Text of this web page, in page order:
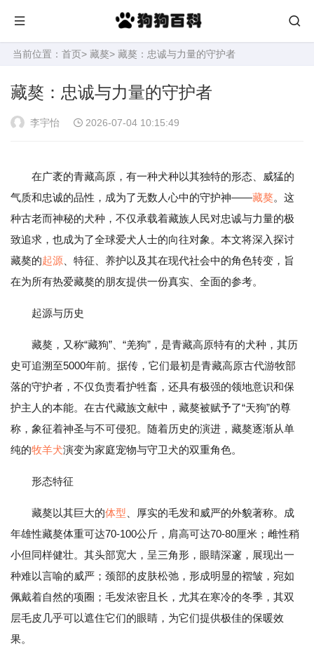
当前位置： 首页> 藏獒> 藏獒：忠诚与力量的守护者
藏獒：忠诚与力量的守护者
李宇怡 2026-07-04 10:15:49
在广袤的青藏高原，有一种犬种以其独特的形态、威猛的
气质和忠诚的品性，成为了无数人心中的守护神——藏獒。这
种古老而神秘的犬种，不仅承载着藏族人民对忠诚与力量的极
致追求，也成为了全球爱犬人士的向往对象。本文将深入探讨
藏獒的起源 、特征、养护以及其在现代社会中的角色转变，旨
在为所有热爱藏獒的朋友提供一份真实、全面的参考。
起源与历史
藏獒，又称“藏狗”、“羌狗”，是青藏高原特有的犬种，其历
史可追溯至5000年前。据传，它们最初是青藏高原古代游牧部
落的守护者，不仅负责看护牲畜，还具有极强的领地意识和保
护主人的本能。在古代藏族文献中，藏獒被赋予了“天狗”的尊
称，象征着神圣与不可侵犯。随着历史的演进，藏獒逐渐从单
纯的牧羊犬演变为家庭宠物与守卫犬的双重角色。
形态特征
藏獒以其巨大的体型 、厚实的毛发和威严的外貌著称。成
年雄性藏獒体重可达70-100公斤，肩高可达70-80厘米；雌性稍
小但同样健壮。其头部宽大，呈三角形，眼睛深邃，展现出一
种难以言喻的威严；颈部的皮肤松弛，形成明显的褶皱，宛如
佩戴着自然的项圈；毛发浓密且长，尤其在寒冷的冬季，其双
层毛皮几乎可以遮住它们的眼睛，为它们提供极佳的保暖效
果。